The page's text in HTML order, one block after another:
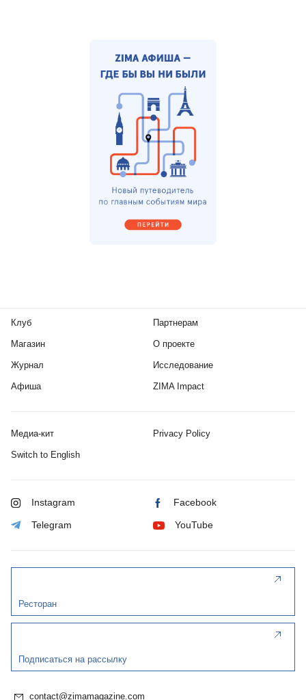
Клуб
Магазин
Журнал
Афиша
Партнерам
О проекте
Исследование
ZIMA Impact
Медиа-кит Privacy Policy
Switch to English
Instagram Facebook
Telegram YouTube
Ресторан
Подписаться на рассылку
contact@zimamagazine.com